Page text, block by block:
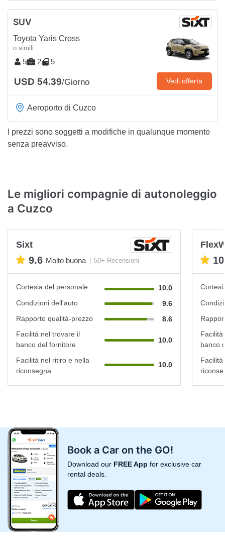
SUV
Toyota Yaris Cross
o simili
5 2 5
USD 54.39/Giorno Vedi offerta
Aeroporto di Cuzco
I prezzi sono soggetti a modifiche in qualunque momento
senza preavviso.
Le migliori compagnie di autonoleggio
a Cuzco
Sixt
9.6 Molto buona 50+ Recensioni
Cortesia del personale
10.0
Condizioni dell'auto
9.6
Rapporto qualità-prezzo
8.6
Facilità nel trovare il
banco del fornitore
10.0
Facilità nel ritiro e nella
riconsegna
10.0
banco
Book a Car on the GO!
Download our FREE App for exclusive car
rental deals.